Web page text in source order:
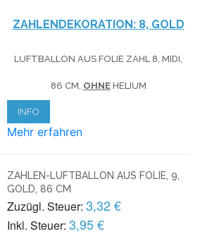
ZAHLENDEKORATION: 8, GOLD
LUFTBALLON AUS FOLIE ZAHL 8, MIDI,
86 CM, OHNEHELIUM
INFO
Mehr erfahren
ZAHLEN-LUFTBALLON AUS FOLIE, 9,
GOLD, 86 CM
Zuzügl. Steuer: 3,32 €
Inkl. Steuer: 3,95 €